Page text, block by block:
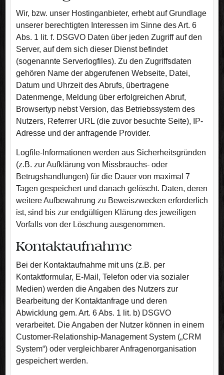
Wir, bzw. unser Hostinganbieter, erhebt auf Grundlage
unserer berechtigten Interessen im Sinne des Art. 6
Abs. 1 lit. f. DSGVO Daten über jeden Zugriff auf den
Server, auf dem sich dieser Dienst befindet
(sogenannte Serverlogfiles). Zu den Zugriffsdaten
gehören Name der abgerufenen Webseite, Datei,
Datum und Uhrzeit des Abrufs, übertragene
Datenmenge, Meldung über erfolgreichen Abruf,
Browsertyp nebst Version, das Betriebssystem des
Nutzers, Referrer URL (die zuvor besuchte Seite), IP-
Adresse und der anfragende Provider.
Logfile-Informationen werden aus Sicherheitsgründen
(z.B. zur Aufklärung von Missbrauchs- oder
Betrugshandlungen) für die Dauer von maximal 7
Tagen gespeichert und danach gelöscht. Daten, deren
weitere Aufbewahrung zu Beweiszwecken erforderlich
ist, sind bis zur endgültigen Klärung des jeweiligen
Vorfalls von der Löschung ausgenommen.
Kontaktaufnahme
Bei der Kontaktaufnahme mit uns (z.B. per
Kontaktformular, E-Mail, Telefon oder via sozialer
Medien) werden die Angaben des Nutzers zur
Bearbeitung der Kontaktanfrage und deren
Abwicklung gem. Art. 6 Abs. 1 lit. b) DSGVO
verarbeitet. Die Angaben der Nutzer können in einem
Customer-Relationship-Management System („CRM
System“) oder vergleichbarer Anfragenorganisation
gespeichert werden.